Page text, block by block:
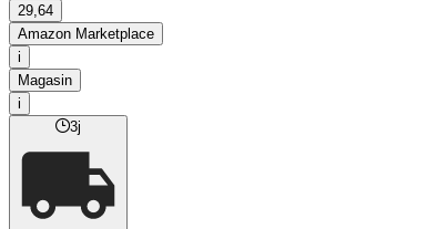
29,64
Amazon Marketplace
i
Magasin
i
3j